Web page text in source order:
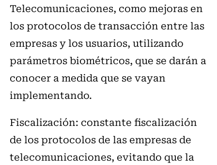
Telecomunicaciones, como mejoras en
los protocolos de transacción entre las
empresas y los usuarios, utilizando
parámetros biométricos, que se darán a
conocer a medida que se vayan
implementando.
Fiscalización: constante fiscalización
de los protocolos de las empresas de
telecomunicaciones, evitando que la